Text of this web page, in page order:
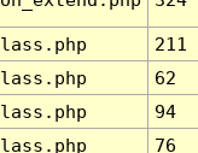
211
62
94
76